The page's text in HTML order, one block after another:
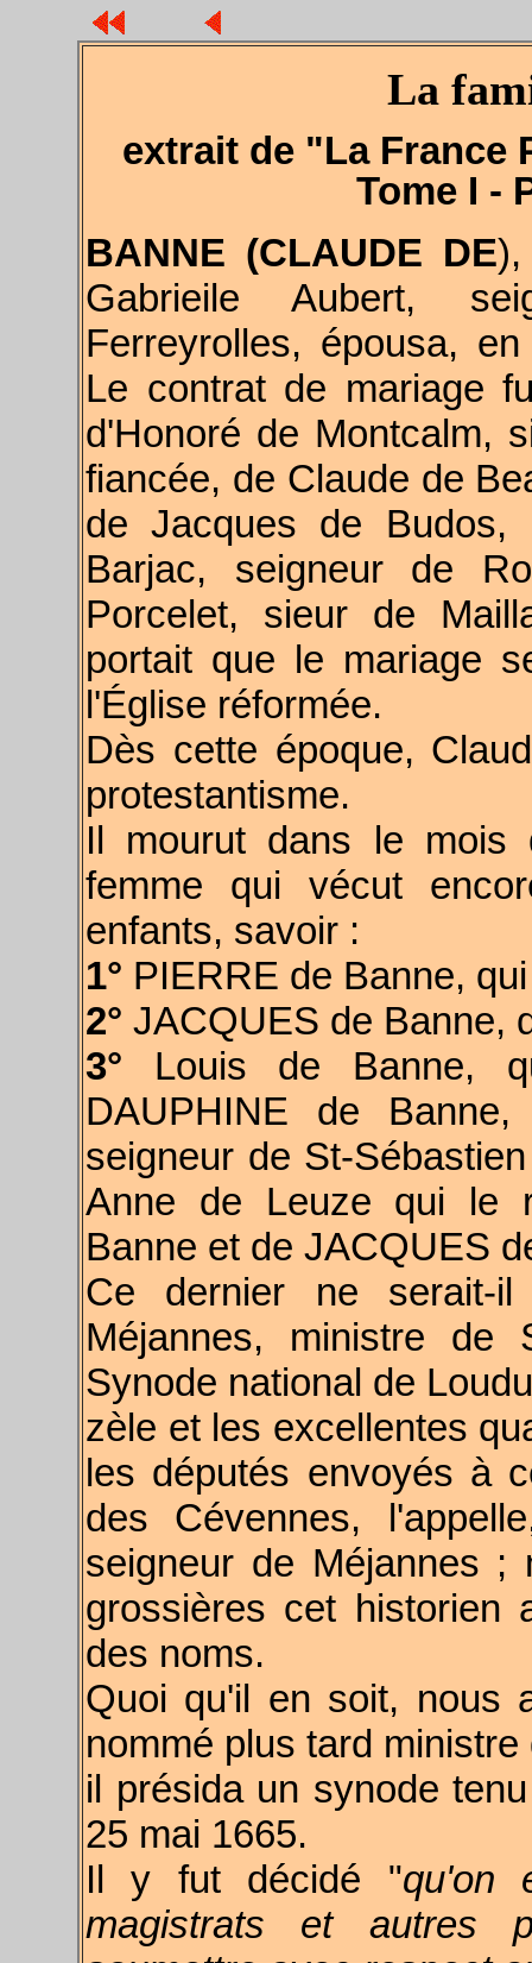
La
extrait de "La France
Tome I -
BANNE (CLAUDE DE),
Gabrieile Aubert,
Ferreyrolles, épousa,
Le contrat de mariage
d'Honoré de Montcalm,
fiancée, de Claude de
de Jacques de
Barjac, seigneur de
Porcelet, sieur de
portait que le mariage
l'Église réformée.
Dès cette époque,
protestantisme.
Il mourut dans le mois
femme qui vécut
enfants, savoir :
1° PIERRE de Banne,
2° JACQUES de Banne,
3° Louis de Banne,
DAUPHINE de
seigneur de St-
Anne de Leuze qui le
Banne et de JACQUES
Ce dernier ne serait-
Méjannes, ministre de
Synode national de
zèle et les excellentes
les députés envoyés à
des Cévennes,
seigneur de Méjannes ;
grossières cet historien
des noms.
Quoi qu'il en soit, nous
nommé plus tard
il présida un synode
25 mai 1665.
Il y fut décidé "qu'on
magistrats et autres